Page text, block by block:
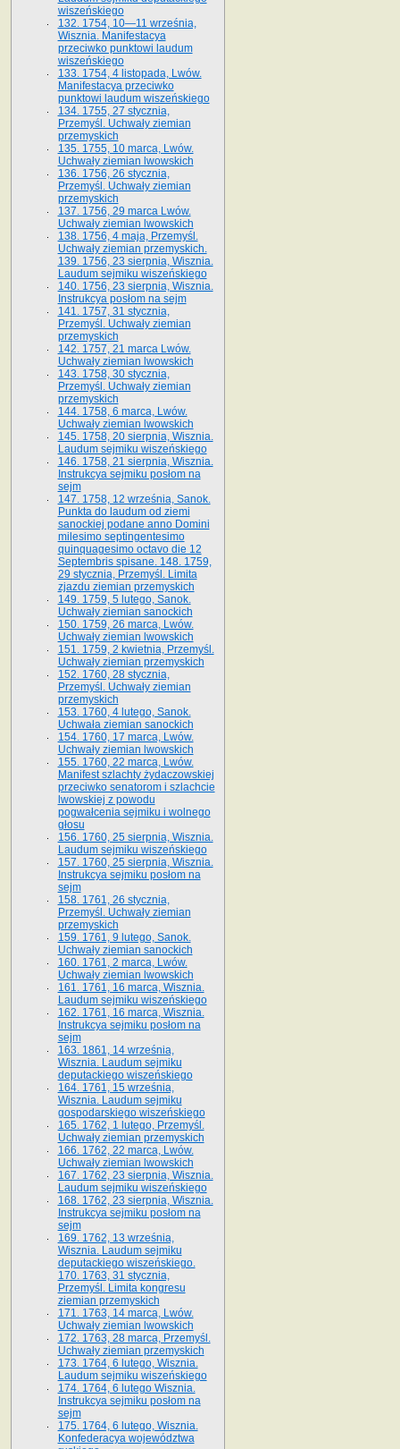
wiszeńskiego
132. 1754, 10—11 września,
Wisznia. Manifestacya
przeciwko punktowi laudum
wiszeńskiego
133. 1754, 4 listopada, Lwów.
Manifestacya przeciwko
punktowi laudum wiszeńskiego
134. 1755, 27 stycznia,
Przemyśl. Uchwały ziemian
przemyskich
135. 1755, 10 marca, Lwów.
Uchwały ziemian lwowskich
136. 1756, 26 stycznia,
Przemyśl. Uchwały ziemian
przemyskich
137. 1756, 29 marca Lwów.
Uchwały ziemian lwowskich
138. 1756, 4 maja, Przemyśl.
Uchwały ziemian przemyskich.
139. 1756, 23 sierpnia, Wisznia.
Laudum sejmiku wiszeńskiego
140. 1756, 23 sierpnia, Wisznia.
Instrukcya posłom na sejm
141. 1757, 31 stycznia,
Przemyśl. Uchwały ziemian
przemyskich
142. 1757, 21 marca Lwów.
Uchwały ziemian lwowskich
143. 1758, 30 stycznia,
Przemyśl. Uchwały ziemian
przemyskich
144. 1758, 6 marca, Lwów.
Uchwały ziemian lwowskich
145. 1758, 20 sierpnia, Wisznia.
Laudum sejmiku wiszeńskiego
146. 1758, 21 sierpnia, Wisznia.
Instrukcya sejmiku posłom na
sejm
147. 1758, 12 września, Sanok.
Punkta do laudum od ziemi
sanockiej podane anno Domini
milesimo septingentesimo
quinquagesimo octavo die 12
Septembris spisane. 148. 1759,
29 stycznia, Przemyśl. Limita
zjazdu ziemian przemyskich
149. 1759, 5 lutego, Sanok.
Uchwały ziemian sanockich
150. 1759, 26 marca, Lwów.
Uchwały ziemian lwowskich
151. 1759, 2 kwietnia, Przemyśl.
Uchwały ziemian przemyskich
152. 1760, 28 stycznia,
Przemyśl. Uchwały ziemian
przemyskich
153. 1760, 4 lutego, Sanok.
Uchwała ziemian sanockich
154. 1760, 17 marca, Lwów.
Uchwały ziemian lwowskich
155. 1760, 22 marca, Lwów.
Manifest szlachty żydaczowskiej
przeciwko senatorom i szlachcie
lwowskiej z po­wodu
pogwałcenia sejmiku i wolnego
głosu
156. 1760, 25 sierpnia, Wisznia.
Laudum sejmiku wiszeńskiego
157. 1760, 25 sierpnia, Wisznia.
Instrukcya sejmiku posłom na
sejm
158. 1761, 26 stycznia,
Przemyśl. Uchwały ziemian
przemyskich
159. 1761, 9 lutego, Sanok.
Uchwały ziemian sanockich
160. 1761, 2 marca, Lwów.
Uchwały ziemian lwowskich
161. 1761, 16 marca, Wisznia.
Laudum sejmiku wiszeńskiego
162. 1761, 16 marca, Wisznia.
Instrukcya sejmiku posłom na
sejm
163. 1861, 14 września,
Wisznia. Laudum sejmiku
deputackiego wiszeńskiego
164. 1761, 15 września,
Wisznia. Laudum sejmiku
gospodarskiego wiszeńskiego
165. 1762, 1 lutego, Przemyśl.
Uchwały ziemian przemyskich
166. 1762, 22 marca, Lwów.
Uchwały ziemian lwowskich
167. 1762, 23 sierpnia, Wisznia.
Laudum sejmiku wiszeńskiego
168. 1762, 23 sierpnia, Wisznia.
Instrukcya sejmiku posłom na
sejm
169. 1762, 13 września,
Wisznia. Laudum sejmiku
deputackiego wiszeńskiego.
170. 1763, 31 stycznia,
Przemyśl. Limita kongresu
ziemian przemyskich
171. 1763, 14 marca, Lwów.
Uchwały ziemian lwowskich
172. 1763, 28 marca, Przemyśl.
Uchwały ziemian przemyskich
173. 1764, 6 lutego, Wisznia.
Laudum sejmiku wiszeńskiego
174. 1764, 6 lutego Wisznia.
Instrukcya sejmiku posłom na
sejm
175. 1764, 6 lutego, Wisznia.
Konfederacya województwa